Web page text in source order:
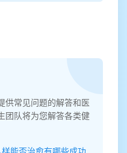
供常见问题的解答和医
团队将为您解答各类健